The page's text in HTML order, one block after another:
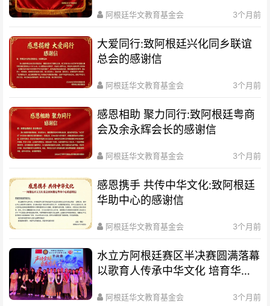
阿根廷华文教育基金会 3个月前
大爱同行:致阿根廷兴化同乡联谊
总会的感谢信
阿根廷华文教育基金会 3个月前
感恩相助 聚力同行:致阿根廷粤商
会及余永辉会长的感谢信
阿根廷华文教育基金会 3个月前
感恩携手 共传中华文化:致阿根廷
华助中心的感谢信
阿根廷华文教育基金会 3个月前
水立方阿根廷赛区半决赛圆满落幕
以歌育人传承中华文化 培育华裔
阿根廷华文教育基金会 3个月前